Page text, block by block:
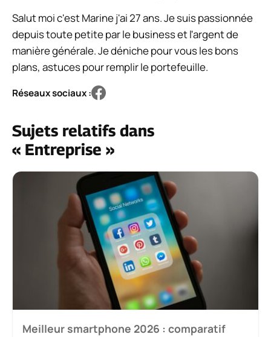
Salut moi c'est Marine j'ai 27 ans. Je suis passionnée
depuis toute petite par le business et l'argent de
manière générale. Je déniche pour vous les bons
plans, astuces pour remplir le portefeuille.
Réseaux sociaux :
Sujets relatifs dans
« Entreprise »
Meilleur smartphone 2026 : comparatif